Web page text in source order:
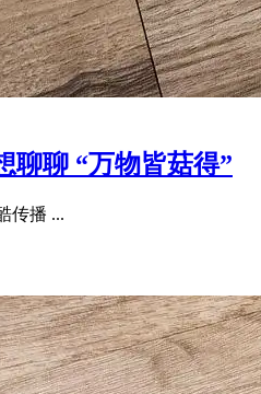
聊聊 “万物皆菇得”
传播 ...